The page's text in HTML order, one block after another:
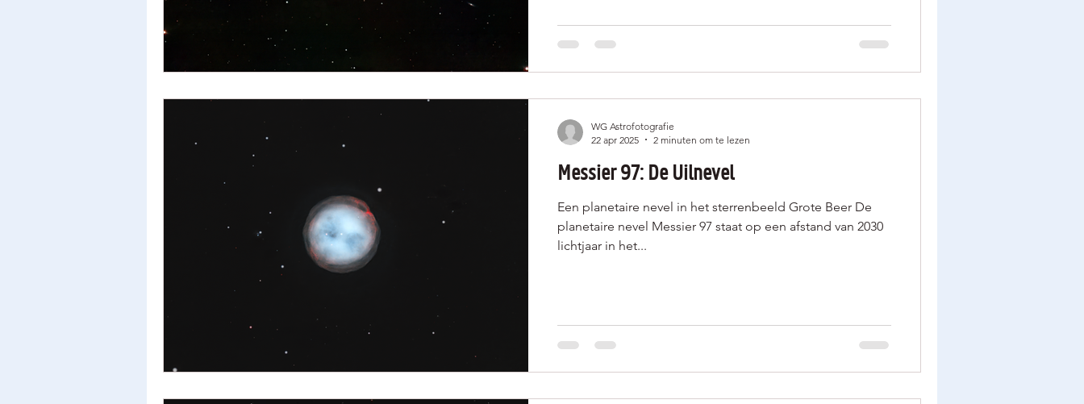
Messier 97: De Uilnevel
Een planetaire nevel in het sterrenbeeld Grote Beer De
planetaire nevel Messier 97 staat op een afstand van 2030
lichtjaar in het...
WG Astrofotografie
22 apr 2025
2 minuten om te lezen